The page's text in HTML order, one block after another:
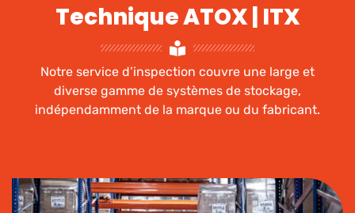
Technique ATOX | ITX
Notre service d’inspection couvre une large et
diverse gamme de systèmes de stockage,
indépendamment de la marque ou du fabricant.